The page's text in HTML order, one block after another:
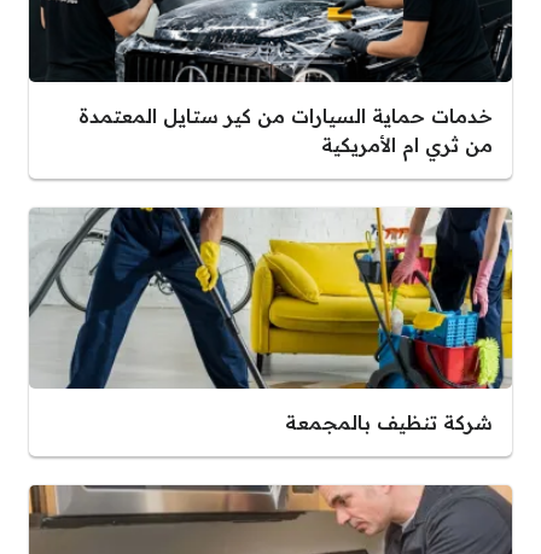
خدمات حماية السيارات من كير ستايل المعتمدة
من ثري ام الأمريكية
شركة تنظيف بالمجمعة